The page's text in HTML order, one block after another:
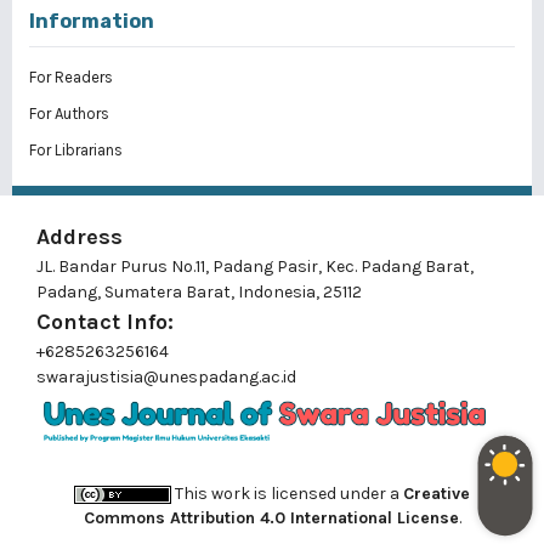
Information
For Readers
For Authors
For Librarians
Address
JL. Bandar Purus No.11, Padang Pasir, Kec. Padang Barat,
Padang, Sumatera Barat, Indonesia, 25112
Contact Info:
+6285263256164
swarajustisia@unespadang.ac.id
This work is licensed under a Creative
Commons Attribution 4.0 International License.